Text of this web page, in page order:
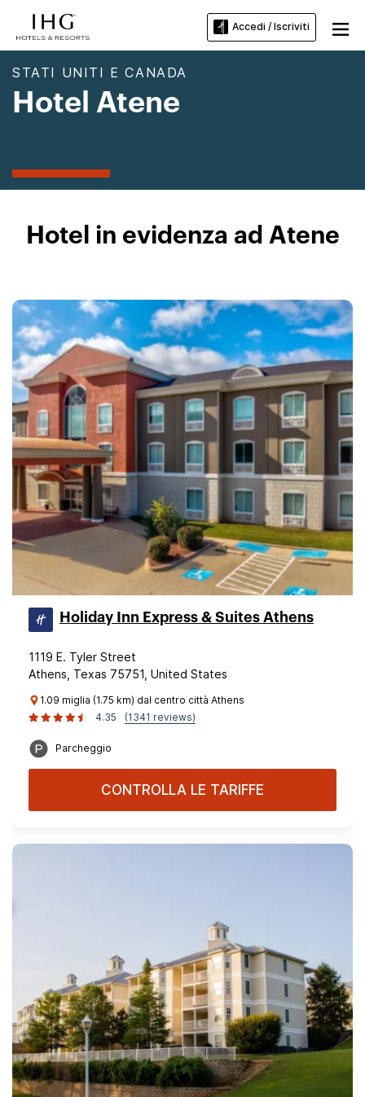
Accedi / Iscriviti
STATI UNITI E CANADA
Hotel Atene
Hotel in evidenza ad Atene
Holiday Inn Express & Suites Athens
1119 E. Tyler Street
Athens, Texas 75751, United States
1.09 miglia (1.75 km) dal centro città Athens
4.35
(1341 reviews)
Parcheggio
CONTROLLA LE TARIFFE